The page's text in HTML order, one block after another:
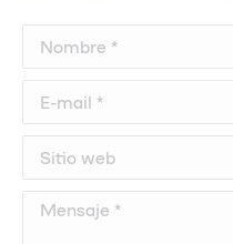
Nombre *
E-mail *
Sitio web
Mensaje *